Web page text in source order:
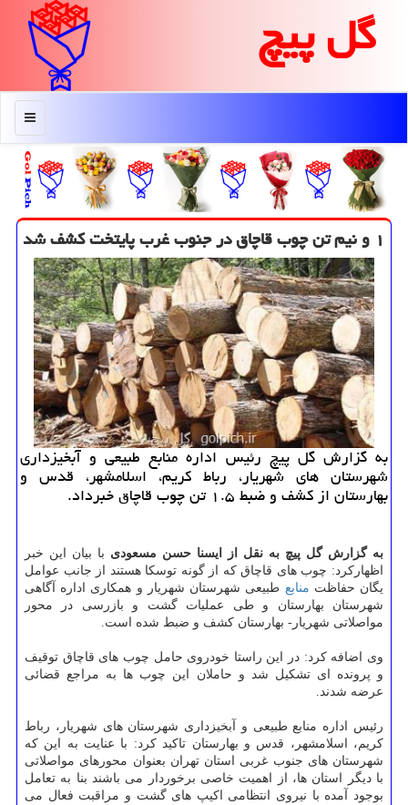
گل پیچ
منو
۱ و نیم تن چوب قاچاق در جنوب غرب پایتخت كشف شد
به گزارش گل پیچ رئیس اداره منابع طبیعی و آبخیزداری
شهرستان های شهریار، رباط كریم، اسلامشهر، قدس و
بهارستان از كشف و ضبط ۱.۵ تن چوب قاچاق خبرداد.
به گزارش گل پیچ به نقل از ایسنا حسن مسعودی با بیان این خبر
اظهارکرد: چوب های قاچاق که از گونه توسکا هستند از جانب عوامل
یگان حفاظت منابع طبیعی شهرستان شهریار و همکاری اداره آگاهی
شهرستان بهارستان و طی عملیات گشت و بازرسی در محور
مواصلاتی شهریار- بهارستان کشف و ضبط شده است.
وی اضافه کرد: در این راستا خودروی حامل چوب های قاچاق توقیف
و پرونده ای تشکیل شد و حاملان این چوب ها به مراجع قضائی
عرضه شدند.
رئیس اداره منابع طبیعی و آبخیزداری شهرستان های شهریار، رباط
کریم، اسلامشهر، قدس و بهارستان تاکید کرد: با عنایت به این که
شهرستان های جنوب غربی استان تهران بعنوان محورهای مواصلاتی
با دیگر استان ها، از اهمیت خاصی برخوردار می باشند بنا به تعامل
بوجود آمده با نیروی انتظامی اکیپ های گشت و مراقبت فعال می